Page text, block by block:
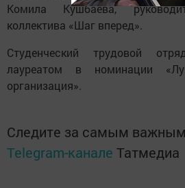
Комила Кушбаева,
коллектива «Шаг вперед».
Студенческий трудовой
лауреатом в номинации
организация».
Следите за самым
Telegram-канале Татмедиа